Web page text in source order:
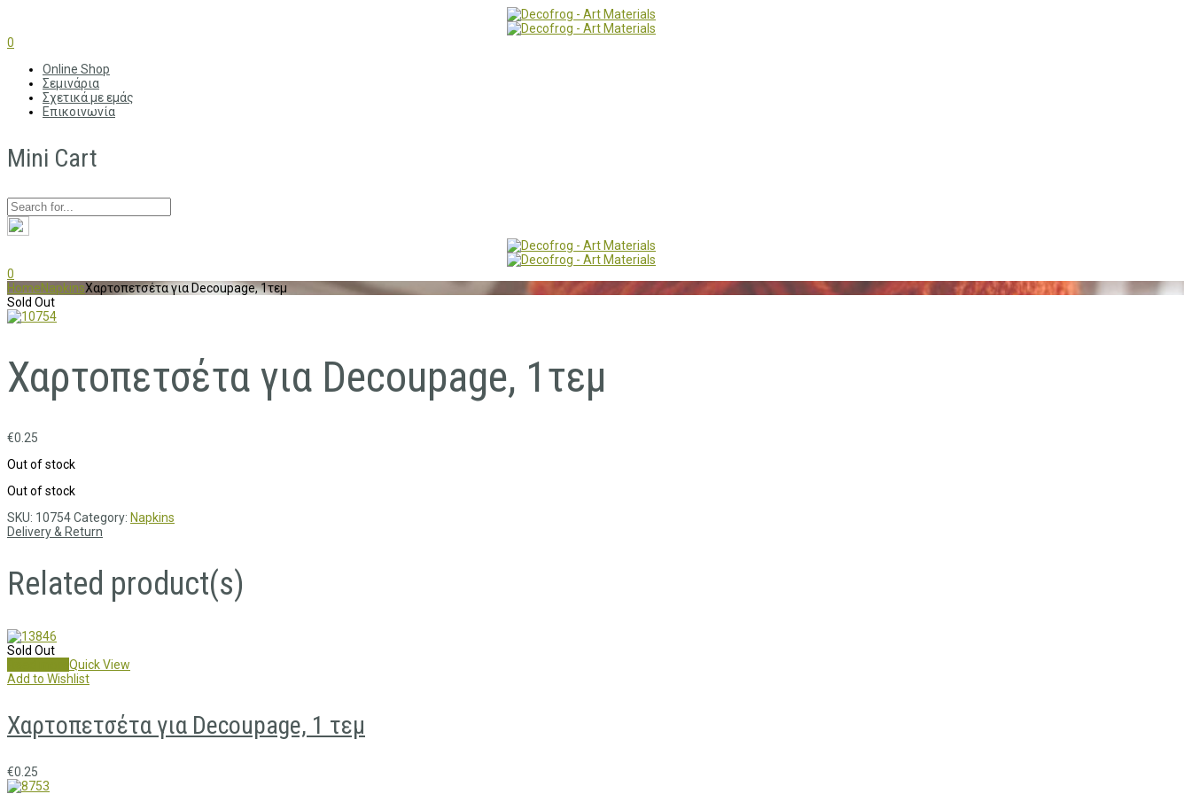
0
Online Shop
Σεμινάρια
Σχετικά με εμάς
Επικοινωνία
Mini Cart
0
HomeNapkinsΧαρτοπετσέτα για Decoupage, 1τεμ
Sold Out
Χαρτοπετσέτα για Decoupage, 1τεμ
€0.25
Out of stock
Out of stock
SKU: 10754Category: Napkins
Delivery & Return
Related product(s)
Sold Out
Quick View
Add to Wishlist
Χαρτοπετσέτα για Decoupage, 1 τεμ
€0.25